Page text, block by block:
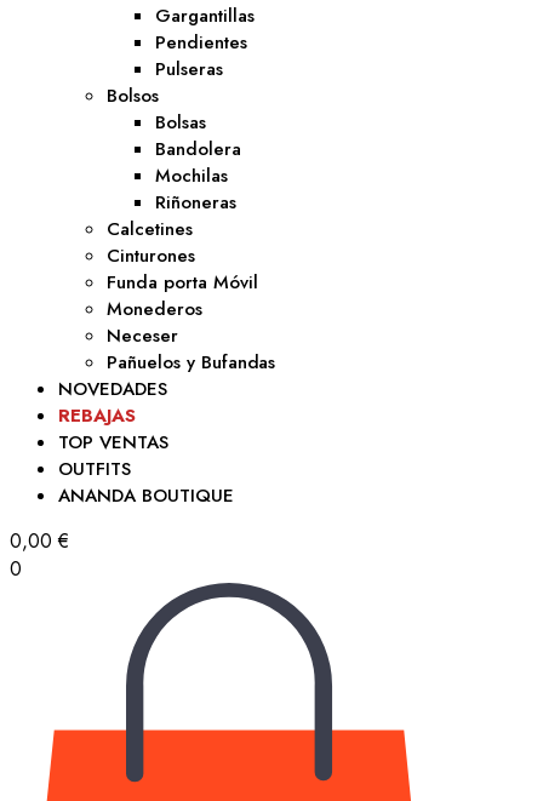
Gargantillas
Pendientes
Pulseras
Bolsos
Bolsas
Bandolera
Mochilas
Riñoneras
Calcetines
Cinturones
Funda porta Móvil
Monederos
Neceser
Pañuelos y Bufandas
NOVEDADES
REBAJAS
TOP VENTAS
OUTFITS
ANANDA BOUTIQUE
0,00€
0